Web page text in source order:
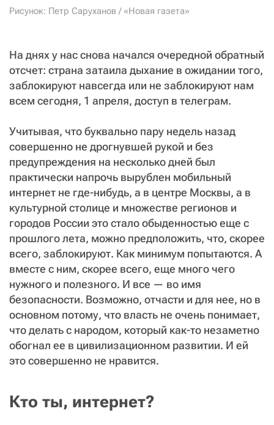
Рисунок: Петр Саруханов / «Новая газета»
На днях у нас снова начался очередной обратный
отсчет: страна затаила дыхание в ожидании того,
заблокируют навсегда или не заблокируют нам
всем сегодня, 1 апреля, доступ в телеграм.
Учитывая, что буквально пару недель назад
совершенно не дрогнувшей рукой и без
предупреждения на несколько дней был
практически напрочь вырублен мобильный
интернет не где-нибудь, а в центре Москвы, а в
культурной столице и множестве регионов и
городов России это стало обыденностью еще с
прошлого лета, можно предположить, что, скорее
всего, заблокируют. Как минимум попытаются. А
вместе с ним, скорее всего, еще много чего
нужного и полезного. И все — во имя
безопасности. Возможно, отчасти и для нее, но в
основном потому, что власть не очень понимает,
что делать с народом, который как-то незаметно
обогнал ее в цивилизационном развитии. И ей
это совершенно не нравится.
Кто ты, интернет?